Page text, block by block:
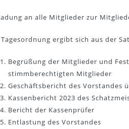
an alle Mitglieder zur
Tagesordnung ergibt sich aus der
Begrüßung der Mitglieder und
stimmberechtigten Mitglieder
Geschäftsbericht des Vorstandes
Kassenbericht 2023 des
Bericht der Kassenprüfer
Entlastung des Vorstandes